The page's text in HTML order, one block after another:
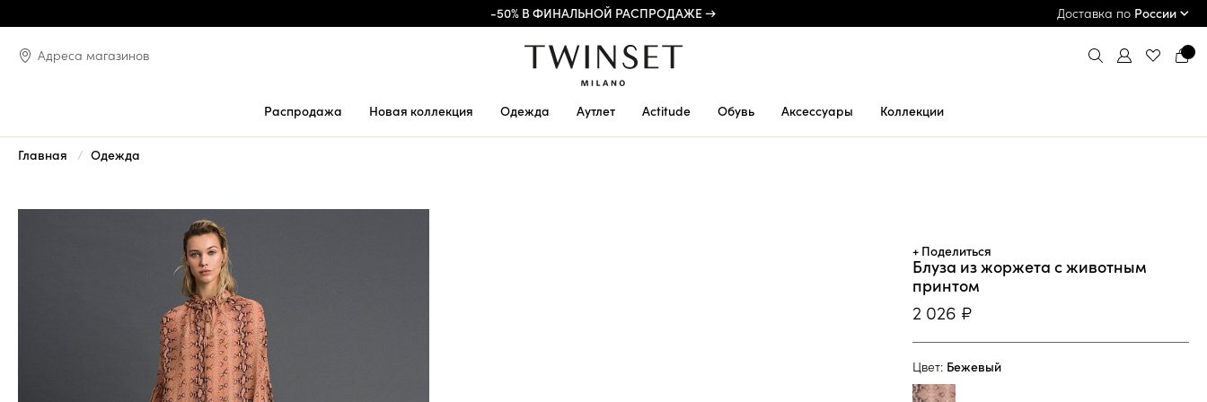
-50% В ФИНАЛЬНОЙ РАСПРОДАЖЕ → ПРИМЕРКА И ОПЛАТА ПРИ ПОЛУЧЕНИИ*
Доставка по России
Адреса магазинов
Распродажа Новая коллекция Одежда Аутлет Actitude Обувь Аксессуары Коллекции
Главная Одежда
+ Поделиться
Блуза из жоржета с животным
принтом
2 026 ₽
Цвет: Бежевый